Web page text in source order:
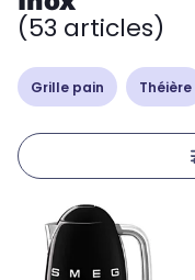
(53 articles)
Grille pain Théière